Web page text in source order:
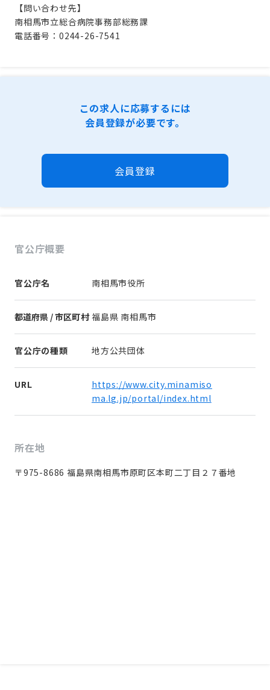
【問い合わせ先】
南相馬市立総合病院事務部総務課
電話番号：0244-26-7541
この求人に応募するには
会員登録が必要です。
会員登録
官公庁概要
官公庁名 南相馬市役所
都道府県 / 市区町村 福島県 南相馬市
官公庁の種類 地方公共団体
URL
https://www.city.minamiso
ma.lg.jp/portal/index.html
所在地
〒975-8686 福島県南相馬市原町区本町二丁目２７番地